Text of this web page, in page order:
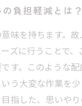
思い出を未来へつ
負担軽減とは？
味を持ちます。
ズに行うことで
す。このような
う大変な作業を
指した、思いやり